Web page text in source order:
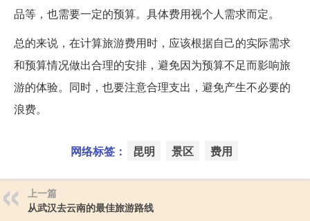
品等，也需要一定的预算。具体费用视个人需求而定。
总的来说，在计算旅游费用时，应该根据自己的实际需求
和预算情况做出合理的安排，避免因为预算不足而影响旅
游的体验。同时，也要注意合理支出，避免产生不必要的
浪费。
网络标签： 昆明 景区 费用
上一篇
从武汉去云南的最佳旅游路线